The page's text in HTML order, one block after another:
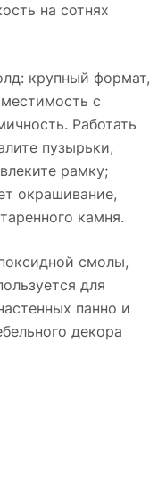
на сотнях
крупный формат,
с
Работать
пузырьки,
рамку;
окрашивание,
камня.
смолы,
для
панно и
декора